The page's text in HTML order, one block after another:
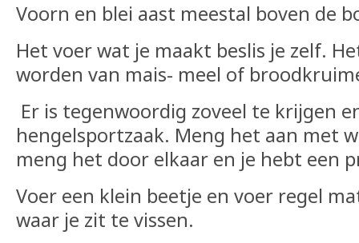
Voorn en blei aast meestal boven de
Het voer wat je maakt beslis je zelf.
worden van mais- meel of
Er is tegenwoordig zoveel te krijgen
hengelsportzaak. Meng het aan met
meng het door elkaar en je hebt een
Voer een klein beetje en voer regel
waar je zit te vissen.